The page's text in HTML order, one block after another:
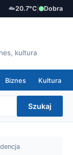
☁️20.7°C Dobra
kultura
Biznes Kultura
Szukaj